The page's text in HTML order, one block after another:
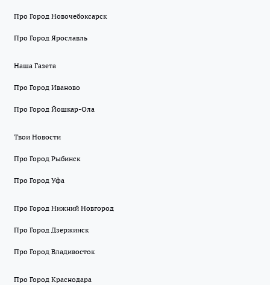
Про Город Новочебоксарск
Про Город Ярославль
Наша Газета
Про Город Иваново
Про Город Йошкар-Ола
Твои Новости
Про Город Рыбинск
Про Город Уфа
Про Город Нижний Новгород
Про Город Дзержинск
Про Город Владивосток
Про Город Краснодара